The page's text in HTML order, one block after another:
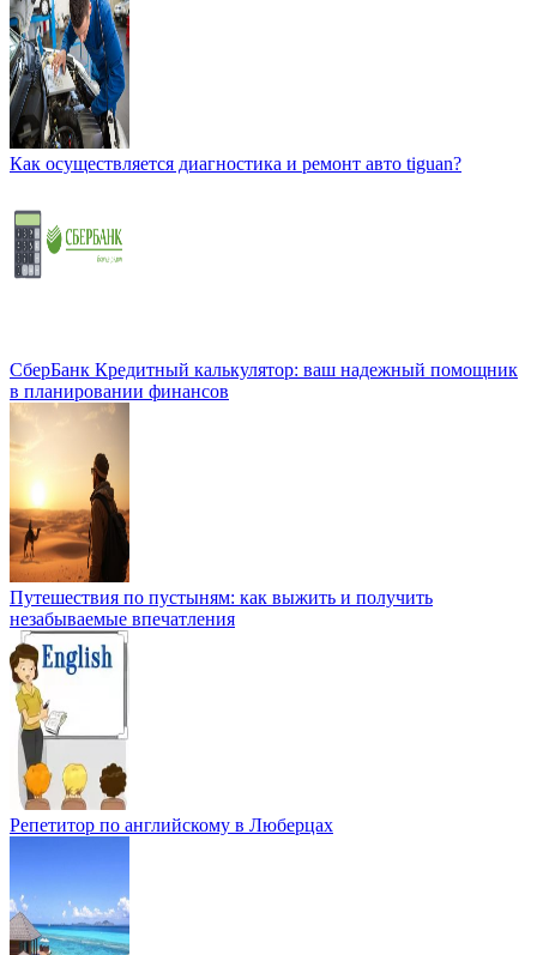
Как осуществляется диагностика и ремонт авто tiguan?
СберБанк Кредитный калькулятор: ваш надежный помощник
в планировании финансов
Путешествия по пустыням: как выжить и получить
незабываемые впечатления
Репетитор по английскому в Люберцах